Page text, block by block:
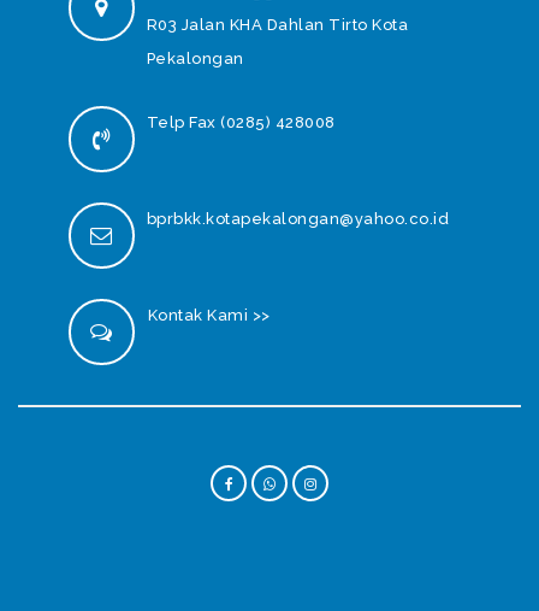
R03 Jalan KHA Dahlan Tirto Kota
Pekalongan
Telp Fax (0285) 428008
bprbkk.kotapekalongan@yahoo.co.id
Kontak Kami >>